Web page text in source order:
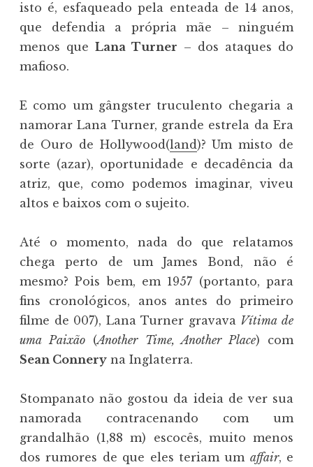
isto é, esfaqueado pela enteada de 14 anos,
que defendia a própria mãe – ninguém
menos que Lana Turner – dos ataques do
mafioso.
E como um gângster truculento chegaria a
namorar Lana Turner, grande estrela da Era
de Ouro de Hollywood(land)? Um misto de
sorte (azar), oportunidade e decadência da
atriz, que, como podemos imaginar, viveu
altos e baixos com o sujeito.
Até o momento, nada do que relatamos
chega perto de um James Bond, não é
mesmo? Pois bem, em 1957 (portanto, para
fins cronológicos, anos antes do primeiro
filme de 007), Lana Turner gravava Vítima de
uma Paixão (Another Time, Another Place) com
Sean Connery na Inglaterra.
Stompanato não gostou da ideia de ver sua
namorada contracenando com um
grandalhão (1,88 m) escocês, muito menos
dos rumores de que eles teriam um affair, e